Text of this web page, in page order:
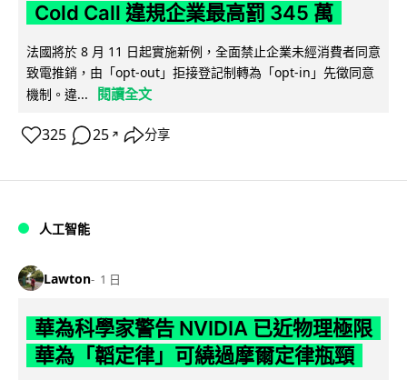
Cold Call 違規企業最高罰 345 萬
法國將於 8 月 11 日起實施新例，全面禁止企業未經消費者同意
致電推銷，由「opt-out」拒接登記制轉為「opt-in」先徵同意
機制。違...
閱讀全文
325 25 ↗ 分享
人工智能
Lawton 1 日
華為科學家警告 NVIDIA 已近物理極限
華為「韜定律」可繞過摩爾定律瓶頸